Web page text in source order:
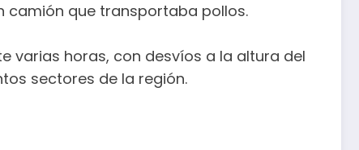
camión que transportaba pollos.
varias horas, con desvíos a la altura del
sectores de la región.